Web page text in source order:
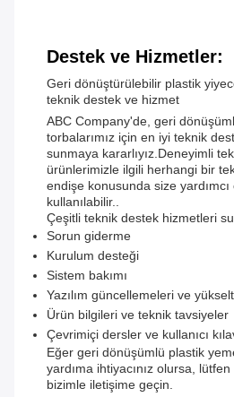
Destek ve Hizmetler:
Geri dönüştürülebilir plastik
teknik destek ve hizmet
ABC Company'de, geri
torbalarımız için en iyi teknik
sunmaya kararlıyız.Deneyimli
ürünlerimizle ilgili herhangi bir
endişe konusunda size
kullanılabilir..
Çeşitli teknik destek hizmetleri
Sorun giderme
Kurulum desteği
Sistem bakımı
Yazılım güncellemeleri ve
Ürün bilgileri ve teknik tavsiyeler
Çevrimiçi dersler ve kullanıcı
Eğer geri dönüşümlü plastik
yardıma ihtiyacınız olursa,
bizimle iletişime geçin.